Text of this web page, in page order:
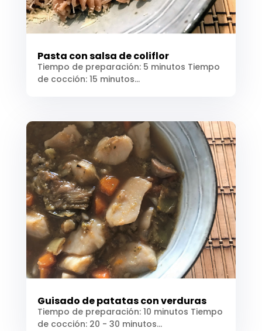
Pasta con salsa de coliflor
Tiempo de preparación: 5 minutos Tiempo
de cocción: 15 minutos...
Guisado de patatas con verduras
Tiempo de preparación: 10 minutos Tiempo
de cocción: 20 - 30 minutos...